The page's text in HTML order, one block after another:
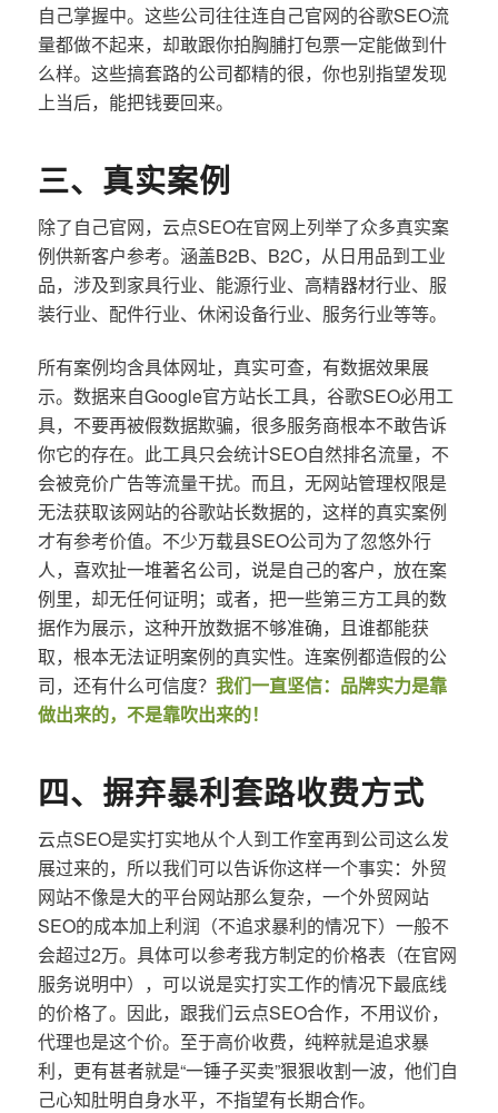
自己掌握中。这些公司往往连自己官网的谷歌SEO流
量都做不起来，却敢跟你拍胸脯打包票一定能做到什
么样。这些搞套路的公司都精的很，你也别指望发现
上当后，能把钱要回来。
三、真实案例
除了自己官网，云点SEO在官网上列举了众多真实案
例供新客户参考。涵盖B2B、B2C，从日用品到工业
品，涉及到家具行业、能源行业、高精器材行业、服
装行业、配件行业、休闲设备行业、服务行业等等。
所有案例均含具体网址，真实可查，有数据效果展
示。数据来自Google官方站长工具，谷歌SEO必用工
具，不要再被假数据欺骗，很多服务商根本不敢告诉
你它的存在。此工具只会统计SEO自然排名流量，不
会被竞价广告等流量干扰。而且，无网站管理权限是
无法获取该网站的谷歌站长数据的，这样的真实案例
才有参考价值。不少万载县SEO公司为了忽悠外行
人，喜欢扯一堆著名公司，说是自己的客户，放在案
例里，却无任何证明；或者，把一些第三方工具的数
据作为展示，这种开放数据不够准确，且谁都能获
取，根本无法证明案例的真实性。连案例都造假的公
司，还有什么可信度？ 我们一直坚信：品牌实力是靠
做出来的，不是靠吹出来的！
四、摒弃暴利套路收费方式
云点SEO是实打实地从个人到工作室再到公司这么发
展过来的，所以我们可以告诉你这样一个事实：外贸
网站不像是大的平台网站那么复杂，一个外贸网站
SEO的成本加上利润（不追求暴利的情况下）一般不
会超过2万。具体可以参考我方制定的价格表（在官网
服务说明中），可以说是实打实工作的情况下最底线
的价格了。因此，跟我们云点SEO合作，不用议价，
代理也是这个价。至于高价收费，纯粹就是追求暴
利，更有甚者就是“一锤子买卖”狠狠收割一波，他们自
己心知肚明自身水平，不指望有长期合作。